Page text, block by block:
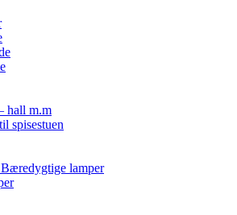
hall m.m
spisestuen
lamper